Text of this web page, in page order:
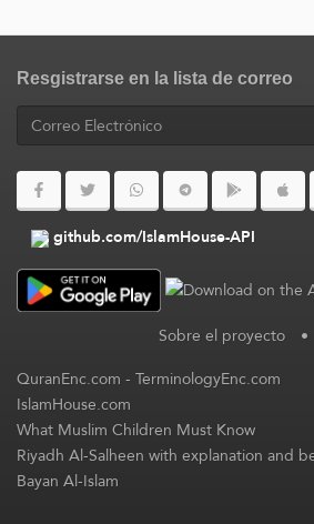
Resgistrarse en la lista de correo
github.com/IslamHouse-API
Sobre el proyecto •
QuranEnc.com-TerminologyEnc.com
IslamHouse.com
What Muslim Children Must Know
Riyadh Al-Salheen with explanation and
Bayan Al-Islam